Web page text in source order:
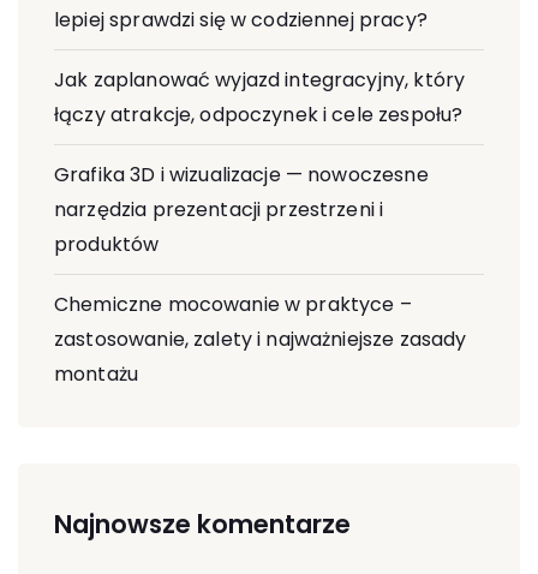
lepiej sprawdzi się w codziennej pracy?
Jak zaplanować wyjazd integracyjny, który
łączy atrakcje, odpoczynek i cele zespołu?
Grafika 3D i wizualizacje — nowoczesne
narzędzia prezentacji przestrzeni i
produktów
Chemiczne mocowanie w praktyce –
zastosowanie, zalety i najważniejsze zasady
montażu
Najnowsze komentarze